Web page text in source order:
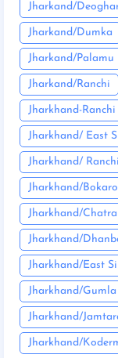
Jharkand/
Jharkand/Dumka
Jharkand/Palamu
Jharkand/Ranchi
Jharkhand-Ranchi
Jharkhand/ East
Jharkhand/ Ranchi
Jharkhand/Bokaro
Jharkhand/Chatra
Jharkhand/
Jharkhand/East
Jharkhand/Gumla
Jharkhand/
Jharkhand/